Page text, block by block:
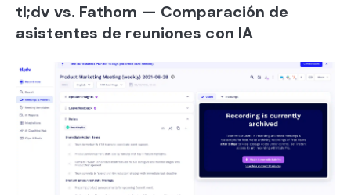
tl;dv vs. Fathom — Comparación de
asistentes de reuniones con IA